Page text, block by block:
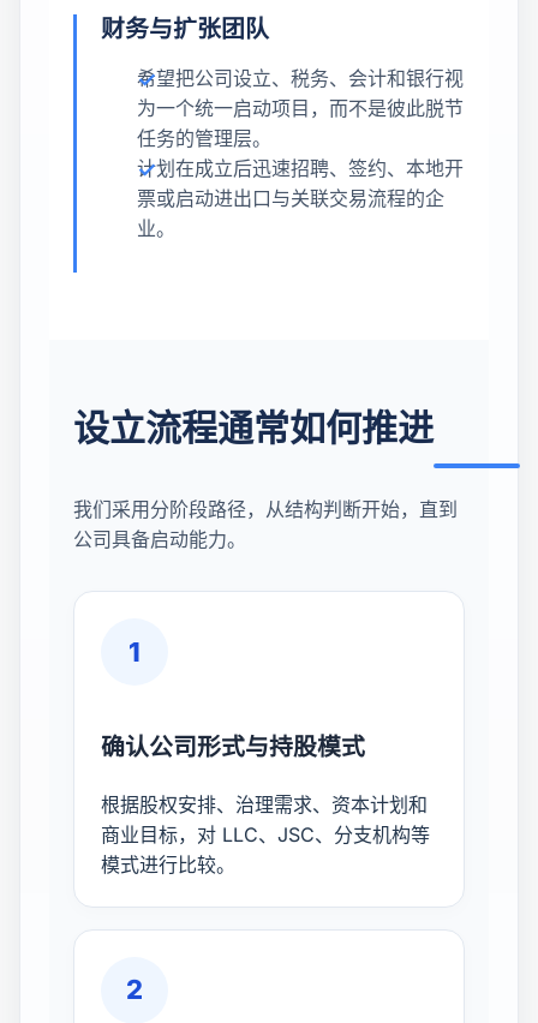
财务与扩张团队
希望把公司设立、税务、会计和银行视
为一个统一启动项目，而不是彼此脱节
任务的管理层。
计划在成立后迅速招聘、签约、本地开
票或启动进出口与关联交易流程的企
业。
设立流程通常如何推进
我们采用分阶段路径，从结构判断开始，直到
公司具备启动能力。
1
确认公司形式与持股模式
根据股权安排、治理需求、资本计划和
商业目标，对 LLC、JSC、分支机构等
模式进行比较。
2